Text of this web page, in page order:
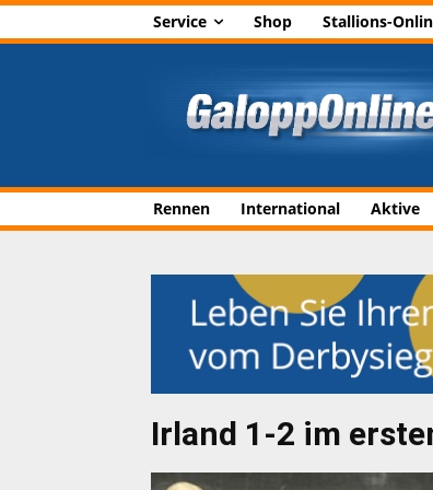
Service Shop Stallions-
Rennen International Aktive
Irland 1-2 im